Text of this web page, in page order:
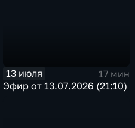
13 июля
17 мин
Эфир от 13.07.2026 (21:10)